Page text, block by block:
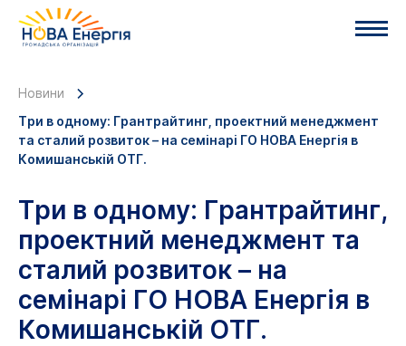
Новини
Три в одному: Грантрайтинг, проектний менеджмент
та сталий розвиток – на семінарі ГО НОВА Енергія в
Комишанській ОТГ.
Три в одному: Грантрайтинг,
проектний менеджмент та
сталий розвиток – на
семінарі ГО НОВА Енергія в
Комишанській ОТГ.